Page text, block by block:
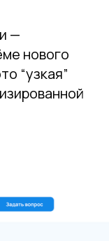
—
нового
“узкая”